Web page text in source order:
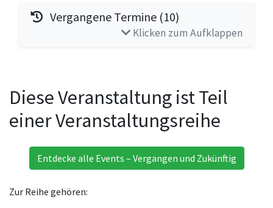
Vergangene Termine (10)
Klicken zum Aufklappen
Diese Veranstaltung ist Teil
einer Veranstaltungsreihe
Entdecke alle Events – Vergangen und Zukünftig
Zur Reihe gehören: